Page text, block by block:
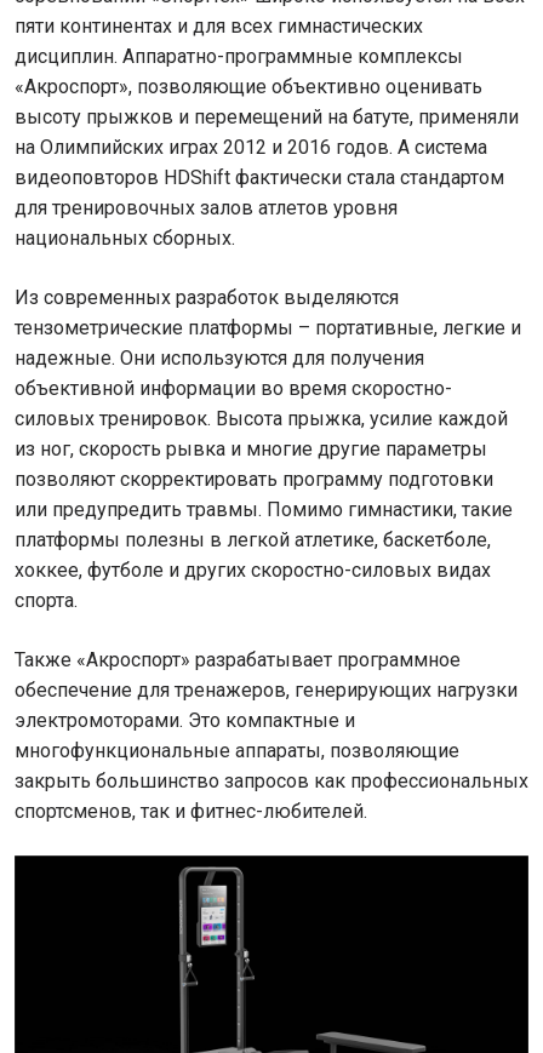
пяти континентах и для всех гимнастических
дисциплин. Аппаратно-программные комплексы
«Акроспорт», позволяющие объективно оценивать
высоту прыжков и перемещений на батуте, применяли
на Олимпийских играх 2012 и 2016 годов. А система
видеоповторов HDShift фактически стала стандартом
для тренировочных залов атлетов уровня
национальных сборных.
Из современных разработок выделяются
тензометрические платформы – портативные, легкие и
надежные. Они используются для получения
объективной информации во время скоростно-
силовых тренировок. Высота прыжка, усилие каждой
из ног, скорость рывка и многие другие параметры
позволяют скорректировать программу подготовки
или предупредить травмы. Помимо гимнастики, такие
платформы полезны в легкой атлетике, баскетболе,
хоккее, футболе и других скоростно-силовых видах
спорта.
Также «Акроспорт» разрабатывает программное
обеспечение для тренажеров, генерирующих нагрузки
электромоторами. Это компактные и
многофункциональные аппараты, позволяющие
закрыть большинство запросов как профессиональных
спортсменов, так и фитнес-любителей.